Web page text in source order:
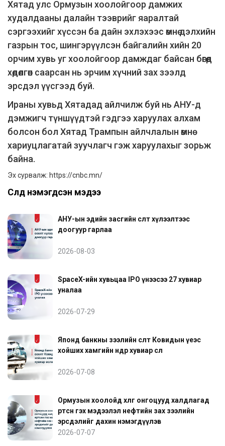
Хятад улс Ормузын хоолойгоор дамжих
худалдааны далайн тээврийг яаралтай
сэргээхийг хүссэн ба дайн эхлэхээс өмнө дэлхийн
газрын тос, шингэрүүлсэн байгалийн хийн 20
орчим хувь уг хоолойгоор дамждаг байсан бөгөөд
хөдөлгөөн саарсан нь эрчим хүчний зах зээлд
эрсдэл үүсгээд буй.
Ираны хувьд Хятадад айлчилж буй нь АНУ-д
дэмжигч түншүүдтэй гэдгээ харуулах алхам
болсон бол Хятад Трампын айлчлалын өмнө
хариуцлагатай зуучлагч гэж харуулахыг зорьж
байна.
Эх сурвалж: https://cnbc.mn/
Сүүлд нэмэгдсэн мэдээ
АНУ-ын эдийн засгийн өсөлт хүлээлтээс
доогуур гарлаа
2026-08-03
SpaceX-ийн хувьцаа IPO үнээсээ 27 хувиар
уналаа
2026-07-29
Японд банкны зээлийн өсөлт Ковидын үеэс
хойших хамгийн өндөр хувиар өслөө
2026-07-08
Ормузын хоолойд хөлөг онгоцууд халдлагад
өртсөн гэх мэдээлэл нефтийн зах зээлийн
эрсдэлийг дахин нэмэгдүүлэв
2026-07-07